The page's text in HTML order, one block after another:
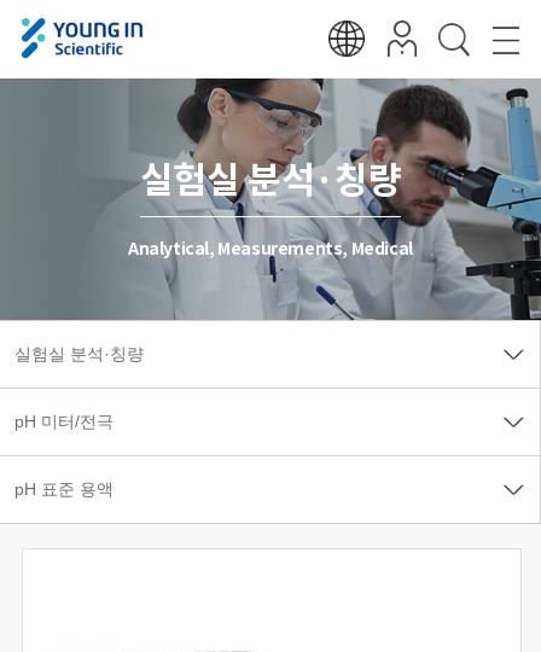
실험실 분석·칭량
Analytical, Measurements, Medical